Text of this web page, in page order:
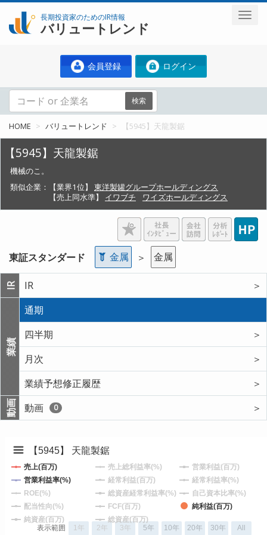
長期投資家のためのIR情報
バリュートレンド
会員登録 ログイン
検索
HOME バリュートレンド 【5945】天龍製鋸
【5945】天龍製鋸
機械のこ。
類似企業：
【業界1位】
東洋製罐グループホールディングス
【売上同水準】
イワブチ ワイズホールディングス
東証スタンダード 金属 ＞ 金属
IR IR ＞
業績
通期
四半期
＞
月次
＞
業績予想修正履歴
＞
動画 動画 0 ＞
【5945】 天龍製鋸
表示範囲 1年 2年 3年 5年 10年 20年 30年 All
売上(百万) 売上総利益率(%)
営業利益(百万)
営業利益率(%)
経常利益(百万)
経常利益率(%)
ROE(%)
総資産経常利益率(%)
自己資本比率(%)
配当性向(%)
FCF(百万)
純利益(百万)
純資産(百万)
総資産(百万)